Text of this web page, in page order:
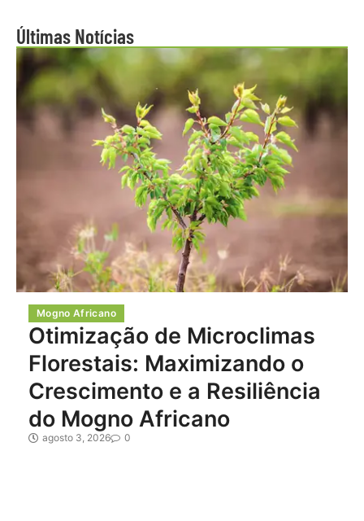
Últimas Notícias
Mogno Africano
Otimização de Microclimas
Florestais: Maximizando o
Crescimento e a Resiliência
do Mogno Africano
agosto 3, 2026 0